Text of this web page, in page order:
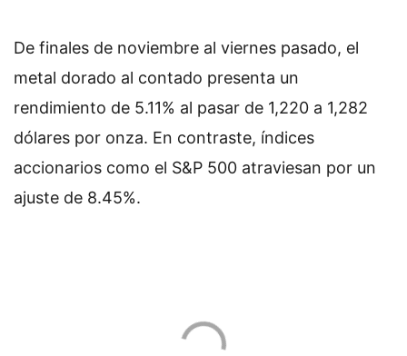
De finales de noviembre al viernes pasado, el
metal dorado al contado presenta un
rendimiento de 5.11% al pasar de 1,220 a 1,282
dólares por onza. En contraste, índices
accionarios como el S&P 500 atraviesan por un
ajuste de 8.45%.